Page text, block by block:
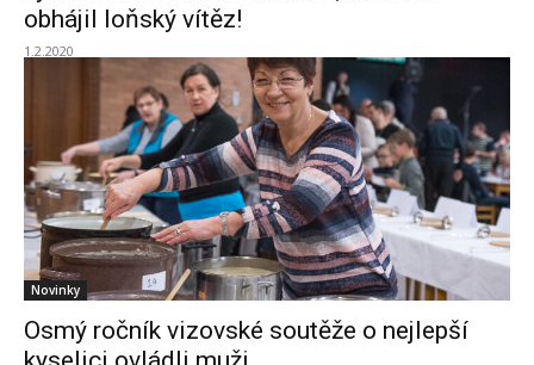
obhájil loňský vítěz!
1.2.2020
Novinky
Osmý ročník vizovské soutěže o nejlepší